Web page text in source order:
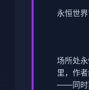
永恒世界
场所处
里，作
——同时